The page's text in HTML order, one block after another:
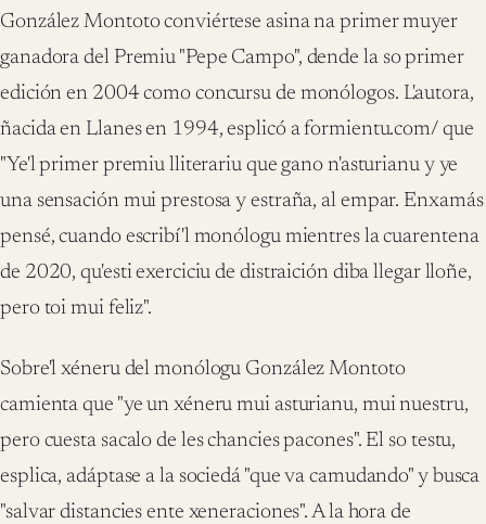
González Montoto conviértese asina na primer muyer
ganadora del Premiu "Pepe Campo", dende la so primer
edición en 2004 como concursu de monólogos. L'autora,
ñacida en Llanes en 1994, esplicó a formientu.com/ que
"Ye'l primer premiu lliterariu que gano n'asturianu y ye
una sensación mui prestosa y estraña, al empar. Enxamás
pensé, cuando escribí'l monólogu mientres la cuarentena
de 2020, qu'esti exerciciu de distraición diba llegar lloñe,
pero toi mui feliz".
Sobre'l xéneru del monólogu González Montoto
camienta que "ye un xéneru mui asturianu, mui nuestru,
pero cuesta sacalo de les chancies pacones". El so testu,
esplica, adáptase a la sociedá "que va camudando" y busca
"salvar distancies ente xeneraciones". A la hora de